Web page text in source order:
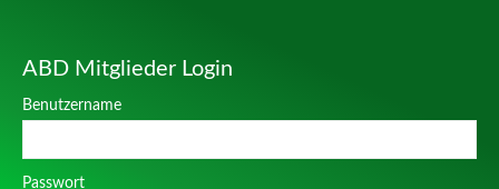
ABD Mitglieder Login
Benutzername
Passwort